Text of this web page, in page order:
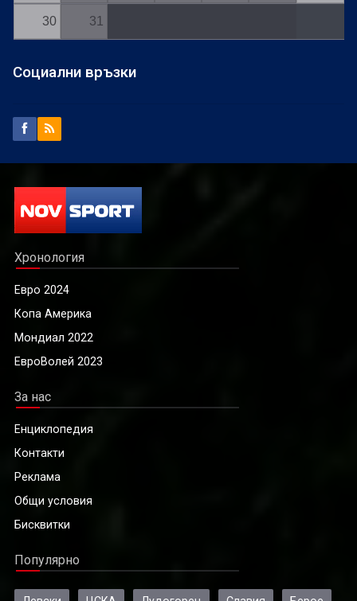
30 31
Социални връзки
Хронология
Евро 2024
Копа Америка
Мондиал 2022
ЕвроВолей 2023
За нас
Енциклопедия
Контакти
Реклама
Общи условия
Бисквитки
Популярно